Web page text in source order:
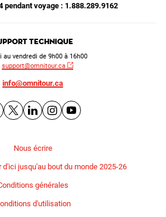
pendant voyage : 1.888.289.9162
technique
au vendredi de 9h00 à 16h00
support@omnitour.ca
info@omnitour.ca
Nous écrire
d'ici jusqu'au bout du monde 2025-26
générales
d'utilisation